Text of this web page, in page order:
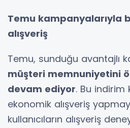
Temu kampanyalarıyla
alışveriş
Temu, sunduğu avantajlı
müşteri memnuniyetini
devam ediyor. Bu indirim
ekonomik alışveriş
kullanıcıların alışveriş